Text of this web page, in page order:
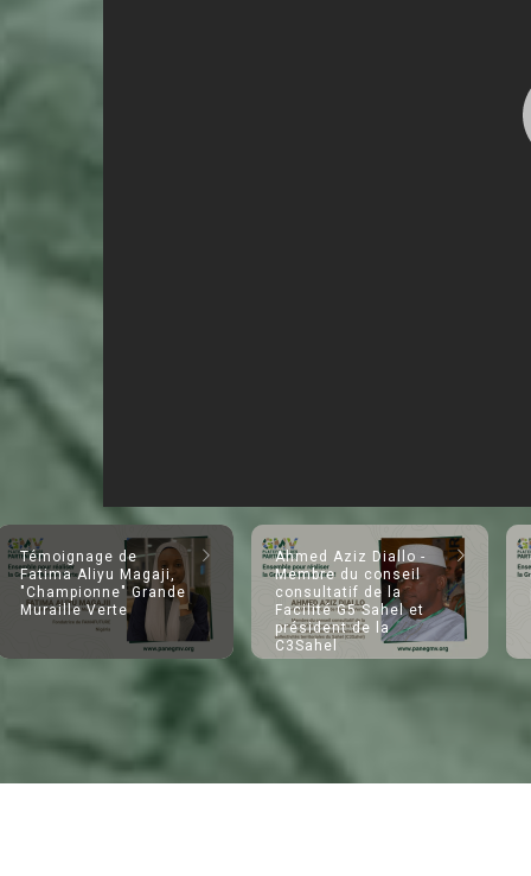
Témoignage de
Fatima Aliyu Magaji,
"Championne" Grande
Muraille Verte
Ahmed Aziz Diallo -
Membre du conseil
consultatif de la
Facilité G5 Sahel et
président de la
C3Sahel